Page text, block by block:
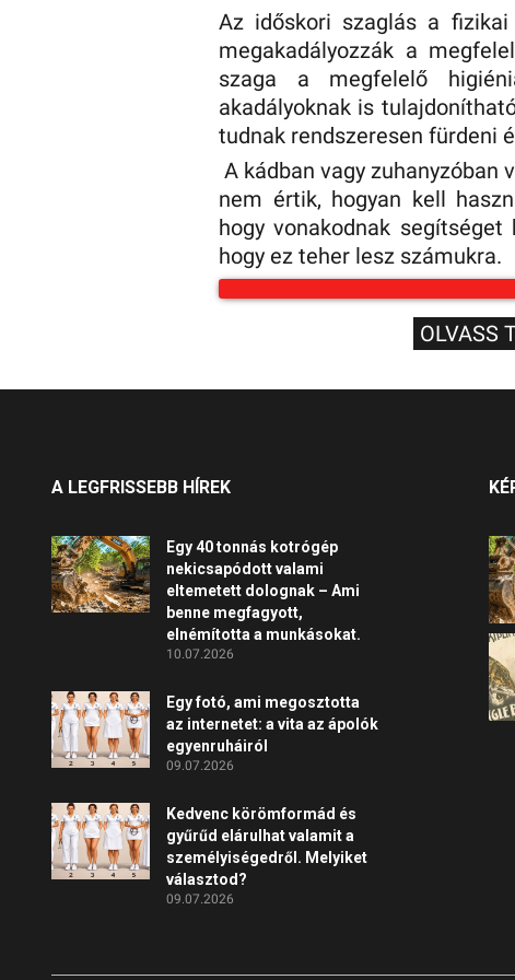
Az időskori szaglás a fizikai
megakadályozzák a
szaga a megfelelő
akadályoknak is
tudnak rendszeresen fürdeni
A kádban vagy zuhanyzóban
nem értik, hogyan kell
hogy vonakodnak
hogy ez teher lesz számukra.
OLVASS
A LEGFRISSEBB HÍREK
Egy 40 tonnás kotrógép
nekicsapódott valami
eltemetett dolognak – Ami
benne megfagyott,
elnémította a munkásokat.
10.07.2026
Egy fotó, ami megosztotta
az internetet: a vita az ápolók
egyenruháiról
09.07.2026
Kedvenc körömformád és
gyűrűd elárulhat valamit a
személyiségedről. Melyiket
választod?
09.07.2026